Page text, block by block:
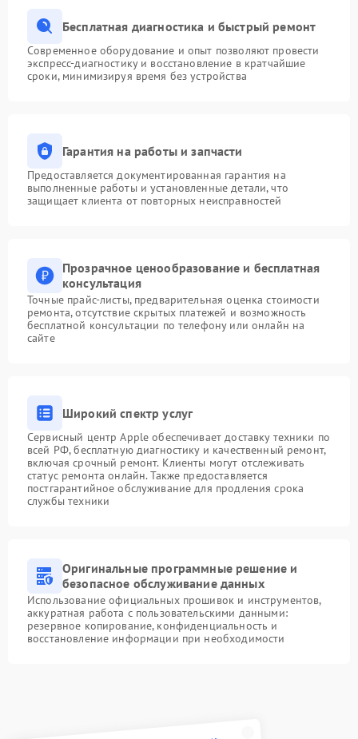
Бесплатная диагностика и быстрый ремонт
Современное оборудование и опыт позволяют провести
экспресс-диагностику и восстановление в кратчайшие
сроки, минимизируя время без устройства
Гарантия на работы и запчасти
Предоставляется документированная гарантия на
выполненные работы и установленные детали, что
защищает клиента от повторных неисправностей
Прозрачное ценообразование и бесплатная
консультация
Точные прайс-листы, предварительная оценка стоимости
ремонта, отсутствие скрытых платежей и возможность
бесплатной консультации по телефону или онлайн на
сайте
Широкий спектр услуг
Сервисный центр Apple обеспечивает доставку техники по
всей РФ, бесплатную диагностику и качественный ремонт,
включая срочный ремонт. Клиенты могут отслеживать
статус ремонта онлайн. Также предоставляется
постгарантийное обслуживание для продления срока
службы техники
Оригинальные программные решение и
безопасное обслуживание данных
Использование официальных прошивок и инструментов,
аккуратная работа с пользовательскими данными:
резервное копирование, конфиденциальность и
восстановление информации при необходимости